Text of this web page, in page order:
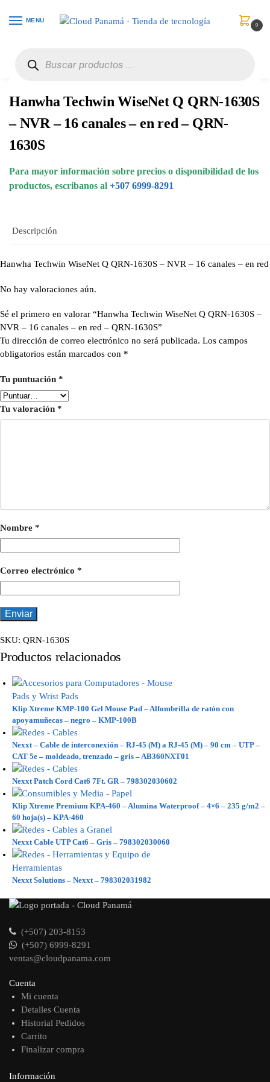
MENU
0
Hanwha Techwin WiseNet Q QRN-1630S
– NVR – 16 canales – en red – QRN-
1630S
Para mayor información sobre precios o disponibilidad de los
productos, escribanos al +507 6999-8291
Descripción
Hanwha Techwin WiseNet Q QRN-1630S – NVR – 16 canales – en red
No hay valoraciones aún.
Sé el primero en valorar “Hanwha Techwin WiseNet Q QRN-1630S –
NVR – 16 canales – en red – QRN-1630S”
Tu dirección de correo electrónico no será publicada. Los campos
obligatorios están marcados con *
Tu puntuación *
Tu valoración *
Nombre *
Correo electrónico *
SKU: QRN-1630S
Productos relacionados
Klip Xtreme KMP-100 Gel Mouse Pad – Alfombrilla de ratón con
apoyamuñecas – negro – KMP-100B
Nexxt – Cable de interconexión – RJ-45 (M) a RJ-45 (M) – 90 cm – UTP –
CAT 5e – moldeado, trenzado – gris – AB360NXT01
Nexxt Patch Cord Cat6 7Ft. GR – 798302030602
Klip Xtreme Premium KPA-460 – Alumina Waterproof – 4×6 – 235 g/m2 –
60 hoja(s) – KPA-460
Nexxt Cable UTP Cat6 – Gris – 798302030060
Nexxt Solutions – Nexxt – 798302031982
(+507) 203-8153
(+507) 6999-8291
ventas@cloudpanama.com
Cuenta
Mi cuenta
Detalles Cuenta
Historial Pedidos
Carrito
Finalizar compra
Información